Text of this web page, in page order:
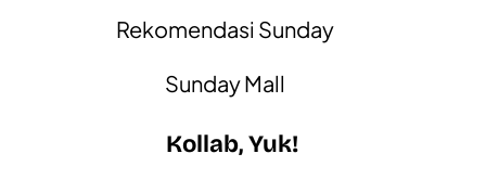
Rekomendasi Sunday
Sunday Mall
Kollab, Yuk!